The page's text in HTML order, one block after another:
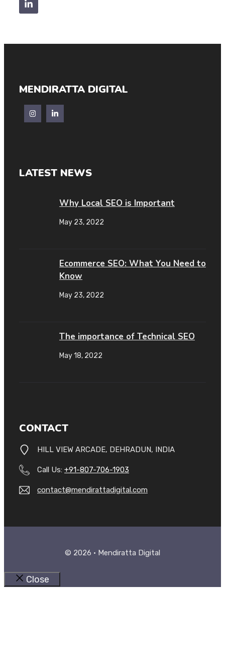
MENDIRATTA DIGITAL
LATEST NEWS
Why Local SEO is Important
May 23, 2022
Ecommerce SEO: What You Need to
Know
May 23, 2022
The importance of Technical SEO
May 18, 2022
CONTACT
HILL VIEW ARCADE, DEHRADUN, INDIA
Call Us: +91-807-706-1903
contact@mendirattadigital.com
© 2026 • Mendiratta Digital
Close